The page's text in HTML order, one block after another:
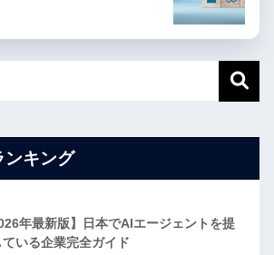
ンキング
年最新版】日本でAIエージェントを提
いる企業完全ガイド